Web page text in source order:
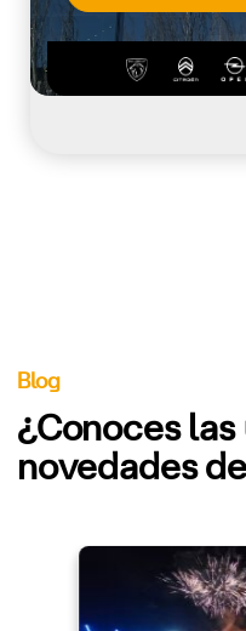
Blog
¿Conoces
novedades